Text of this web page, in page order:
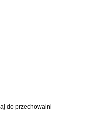
do przechowalni